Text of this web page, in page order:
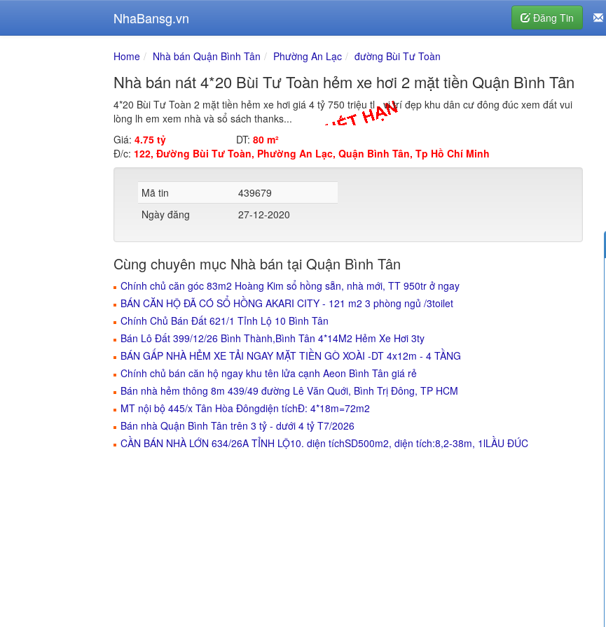
NhaBansg.vn Đăng Tin
Home Nhà bán Quận Bình Tân Phường An Lạc đường Bùi Tư Toàn
Nhà bán nát 4*20 Bùi Tư Toàn hẻm xe hơi 2 mặt tiền Quận Bình Tân
4*20 Bùi Tư Toàn 2 mặt tiền hẻm xe hơi giá 4 tỷ 750 triệu tl . vị trí đẹp khu dân cư đông đúc xem đất vui
lòng lh em xem nhà và sổ sách thanks...
Giá: 4.75 tỷ DT: 80 m²
Đ/c: 122, Đường Bùi Tư Toàn, Phường An Lạc, Quận Bình Tân, Tp Hồ Chí Minh
Mã tin
439679
Ngày đăng
27-12-2020
Cùng chuyên mục Nhà bán tại Quận Bình Tân
Chính chủ căn góc 83m2 Hoàng Kim sổ hồng sẵn, nhà mới, TT 950tr ở ngay
BÁN CĂN HỘ ĐÃ CÓ SỔ HỒNG AKARI CITY - 121 m2 3 phòng ngủ /3toilet
Chính Chủ Bán Đất 621/1 Tỉnh Lộ 10 Bình Tân
Bán Lô Đất 399/12/26 Bình Thành,Bình Tân 4*14M2 Hẻm Xe Hơi 3ty
BÁN GẤP NHÀ HẺM XE TẢI NGAY MẶT TIỀN GÒ XOÀI -DT 4x12m - 4 TẦNG
Chính chủ bán căn hộ ngay khu tên lửa cạnh Aeon Bình Tân giá rẻ
Bán nhà hẻm thông 8m 439/49 đường Lê Văn Quới, Bình Trị Đông, TP HCM
MT nội bộ 445/x Tân Hòa Đôngdiện tíchĐ: 4*18m=72m2
Bán nhà Quận Bình Tân trên 3 tỷ - dưới 4 tỷ T7/2026
CẦN BÁN NHÀ LỚN 634/26A TỈNH LỘ10. diện tíchSD500m2, diện tích:8,2-38m, 1lLẦU ĐÚC